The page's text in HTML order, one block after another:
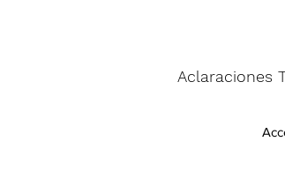
Aclaraciones